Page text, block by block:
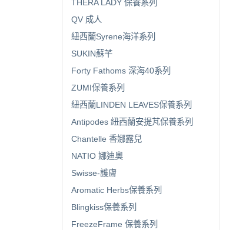
THERA LADY 保養系列
QV 成人
紐西蘭Syrene海洋系列
SUKIN蘇芊
Forty Fathoms 深海40系列
ZUMI保養系列
紐西蘭LINDEN LEAVES保養系列
Antipodes 紐西蘭安提芃保養系列
Chantelle 香娜露兒
NATIO 娜迪奧
Swisse-護膚
Aromatic Herbs保養系列
Blingkiss保養系列
FreezeFrame 保養系列
Eaoron 青春眼霜15g
AU$ 17.00